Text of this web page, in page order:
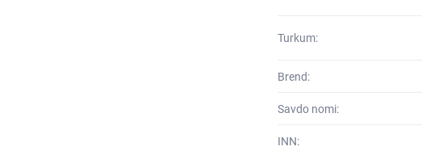
Turkum:
Brend:
Savdo nomi:
INN: